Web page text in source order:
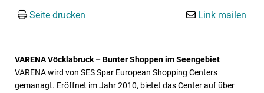
Seite drucken Link mailen
VARENA Vöcklabruck – Bunter Shoppen im Seengebiet
VARENA wird von SES Spar European Shopping Centers
gemanagt. Eröffnet im Jahr 2010, bietet das Center auf über